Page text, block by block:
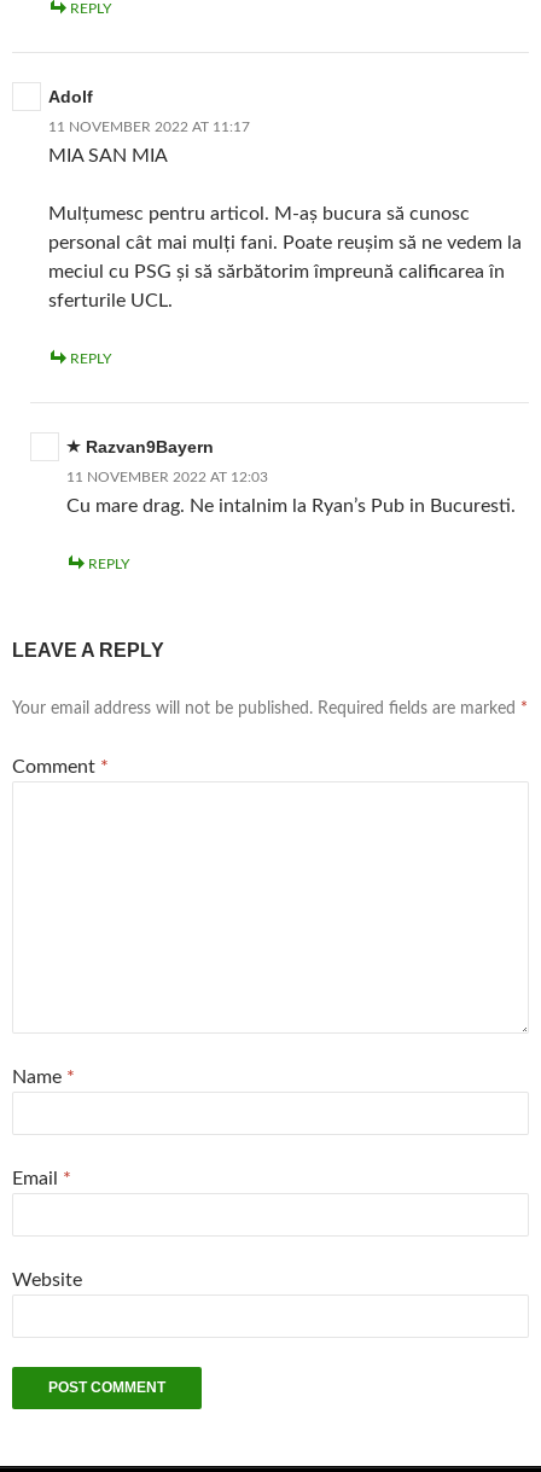
REPLY
Adolf
11 NOVEMBER 2022 AT 11:17
MIA SAN MIA
Mulțumesc pentru articol. M-aș bucura să cunosc
personal cât mai mulți fani. Poate reușim să ne vedem la
meciul cu PSG și să sărbătorim împreună calificarea în
sferturile UCL.
REPLY
Razvan9Bayern
11 NOVEMBER 2022 AT 12:03
Cu mare drag. Ne intalnim la Ryan’s Pub in Bucuresti.
REPLY
LEAVE A REPLY
Your email address will not be published. Required fields are marked *
Comment *
Name *
Email *
Website